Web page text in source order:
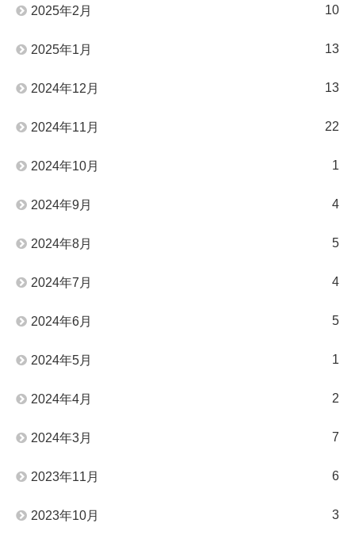
2025年2月 10
2025年1月 13
2024年12月 13
2024年11月 22
2024年10月 1
2024年9月 4
2024年8月 5
2024年7月 4
2024年6月 5
2024年5月 1
2024年4月 2
2024年3月 7
2023年11月 6
2023年10月 3